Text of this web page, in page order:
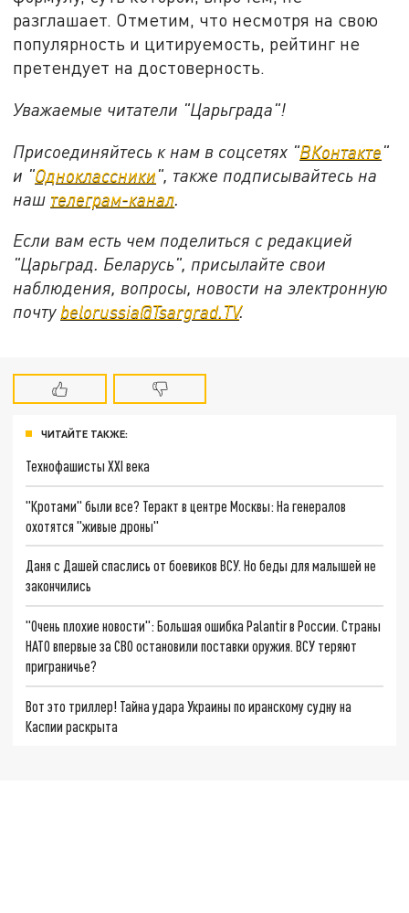
разглашает. Отметим, что несмотря на свою
популярность и цитируемость, рейтинг не
претендует на достоверность.
Уважаемые читатели "Царьграда"!
Присоединяйтесь к нам в соцсетях "ВКонтакте"
и "Одноклассники", также подписывайтесь на
наш телеграм-канал
Если вам есть чем поделиться с редакцией
"Царьград. Беларусь", присылайте свои
наблюдения, вопросы, новости на электронную
почту belorussia@Tsargrad.TV.
ЧИТАЙТЕ ТАКЖЕ:
Технофашисты XXI века
"Кротами" были все? Теракт в центре Москвы: На генералов
охотятся "живые дроны"
Даня с Дашей спаслись от боевиков ВСУ. Но беды для малышей не
закончились
"Очень плохие новости": Большая ошибка Palantir в России. Страны
НАТО впервые за СВО остановили поставки оружия. ВСУ теряют
приграничье?
Вот это триллер! Тайна удара Украины по иранскому судну на
Каспии раскрыта